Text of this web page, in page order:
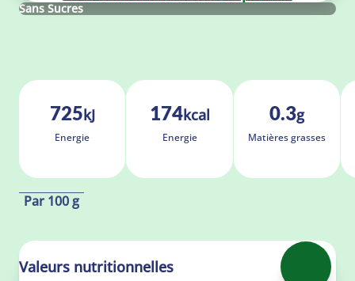
Sans Sucres
725kJ
Ener­gie
174kcal
Ener­gie
0.3g
Ma­tières grasses
Par 100 g
Valeurs nutritionnelles